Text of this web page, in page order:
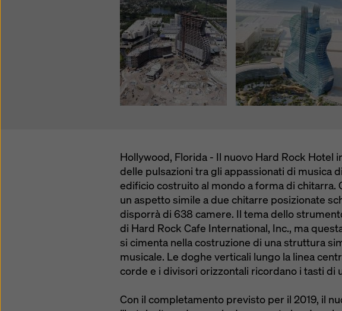
Hollywood, Florida - Il nuovo Hard Rock Hotel
delle pulsazioni tra gli appassionati di musica
edificio costruito al mondo a forma di chitarra.
un aspetto simile a due chitarre posizionate
disporrà di 638 camere. Il tema dello
di Hard Rock Cafe International, Inc., ma
si cimenta nella costruzione di una struttura
musicale. Le doghe verticali lungo la linea
corde e i divisori orizzontali ricordano i tasti di
Con il completamento previsto per il 2019, il
sulla privacy
. Vi
(impostazioni avanzate